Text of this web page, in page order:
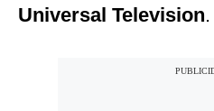
Universal Television.